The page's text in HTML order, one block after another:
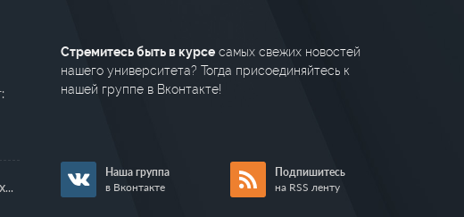
Стремитесь быть в курсе самых свежих новостей
нашего университета? Тогда присоединяйтесь к
нашей группе в Вконтакте!
Наша группа
в Вконтакте
Подпишитесь
на RSS ленту